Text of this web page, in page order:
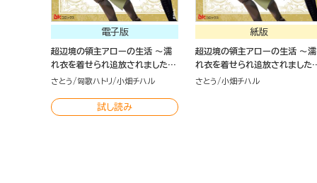
電子版
超辺境の領主アローの生活 ～濡
れ衣を着せられ追放されました
が、二人の女神と新生活を送りま
さとう 匈歌ハトリ 小畑チハル
試し読み
紙版
超辺境の領主アローの生活 ～濡
れ衣を着せられ追放されました
が、二人の女神と新生活を送りま
さとう 小畑チハル